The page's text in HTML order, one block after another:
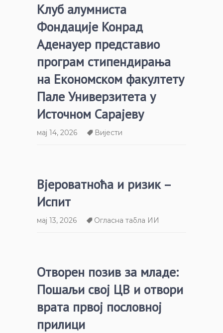
Клуб алумниста
Фондације Конрад
Аденауер представио
програм стипендирања
на Економском факултету
Пале Универзитета у
Источном Сарајеву
мај 14, 2026 Вијести
Вјероватноћа и ризик –
Испит
мај 13, 2026 Огласна табла ИИ
Отворен позив за младе:
Пошаљи свој ЦВ и отвори
врата првој пословној
прилици